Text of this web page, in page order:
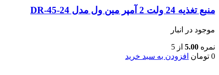
منبع تغذیه 24 ولت 2 آمپر مین ول مدل DR-45-24
موجود در انبار
نمره 5.00 از 5
0 تومان افزودن به سبد خرید